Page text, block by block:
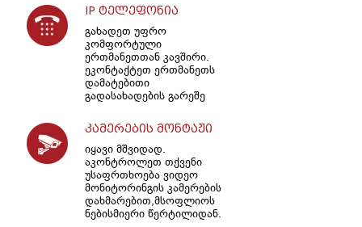
IP ტელეფონია
გახადეთ უფრო
კომფორტული
ერთმანეთთან კავშირი.
ეკონტაქტეთ ერთმანეთს
დამატებითი
გადასახადების გარეშე
კამერების მონტაჟი
იყავი მშვიდად.
აკონტროლეთ თქვენი
უსაფრთხოება ვიდეო
მონიტორინგის კამერების
დახმარებით,მსოფლიოს
ნებისმიერი წერტილიდან.